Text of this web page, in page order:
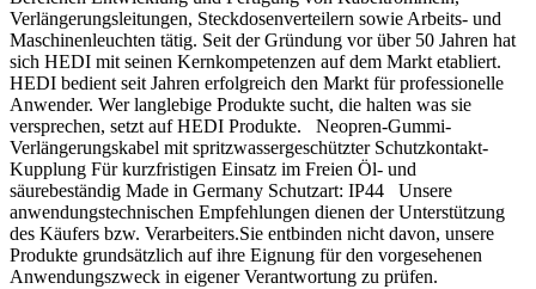
Verlängerungsleitungen, Steckdosenverteilern sowie Arbeits- und
Maschinenleuchten tätig. Seit der Gründung vor über 50 Jahren hat
sich HEDI mit seinen Kernkompetenzen auf dem Markt etabliert.
HEDI bedient seit Jahren erfolgreich den Markt für professionelle
Anwender. Wer langlebige Produkte sucht, die halten was sie
versprechen, setzt auf HEDI Produkte. Neopren-Gummi-
Verlängerungskabel mit spritzwassergeschützter Schutzkontakt-
Kupplung Für kurzfristigen Einsatz im Freien Öl- und
säurebeständig Made in Germany Schutzart: IP44 Unsere
anwendungstechnischen Empfehlungen dienen der Unterstützung
des Käufers bzw. Verarbeiters.Sie entbinden nicht davon, unsere
Produkte grundsätzlich auf ihre Eignung für den vorgesehenen
Anwendungszweck in eigener Verantwortung zu prüfen.